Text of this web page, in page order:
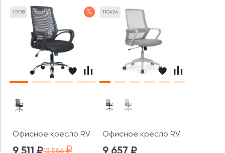
10198 %
Офисное кресло RV ЧЕЙР Старт / Start (8081E)
13 586
110434
Офисное кресло RV ЧЕЙР